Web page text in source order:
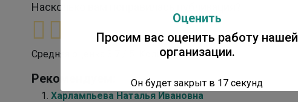
Насколько вам понравилась публикация?
Средняя оценка / 5. Количество оценок:6
Рекомендуем:
Харлампьева Наталья Ивановна
Оценить
Просим вас оценить работу нашей
организации.
Он будет закрыт в 16 секунд